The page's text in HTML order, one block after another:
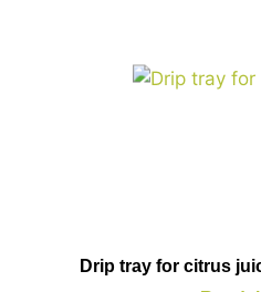
Drip tray for citrus